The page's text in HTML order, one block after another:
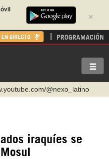
×
EN DIRECTO PROGRAMACIÓN
@nexo_latino
hispantvcanal
c/hispantv
Viber: +98 921 79 29 404
iraquíes se